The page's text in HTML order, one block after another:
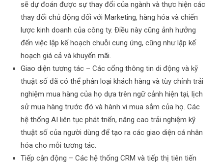
sẽ dự đoán được sự thay đổi của ngành và thực hiện các
thay đổi chủ động đối với Marketing, hàng hóa và chiến
lược kinh doanh của công ty. Điều này cũng ảnh hưởng
đến việc lập kế hoạch chuỗi cung ứng, cũng như lập kế
hoạch giá cả và khuyến mãi.
Giao diện tương tác – Các cổng thông tin di động và kỹ
thuật số đã có thể phân loại khách hàng và tùy chỉnh trải
nghiệm mua hàng của họ dựa trên ngữ cảnh hiện tại, lịch
sử mua hàng trước đó và hành vi mua sắm của họ. Các
hệ thống AI liên tục phát triển, nâng cao trải nghiệm kỹ
thuật số của người dùng để tạo ra các giao diện cá nhân
hóa cho mỗi tương tác.
Tiếp cận động – Các hệ thống CRM và tiếp thị tiên tiến